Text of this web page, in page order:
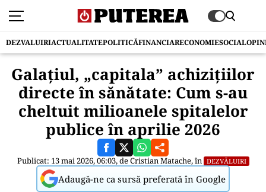
DEZVALUIRIACTUALITATEPOLITICĂFINANCIARECONOMIESOCIAL
Galațiul, „capitala” achizițiilor
directe în sănătate: Cum s-au
cheltuit milioanele spitalelor
publice în aprilie 2026
Publicat: 13 mai 2026, 06:03, deCristian Matache, în DEZVĂLUIRI
Adaugă-ne ca sursă preferată în Google